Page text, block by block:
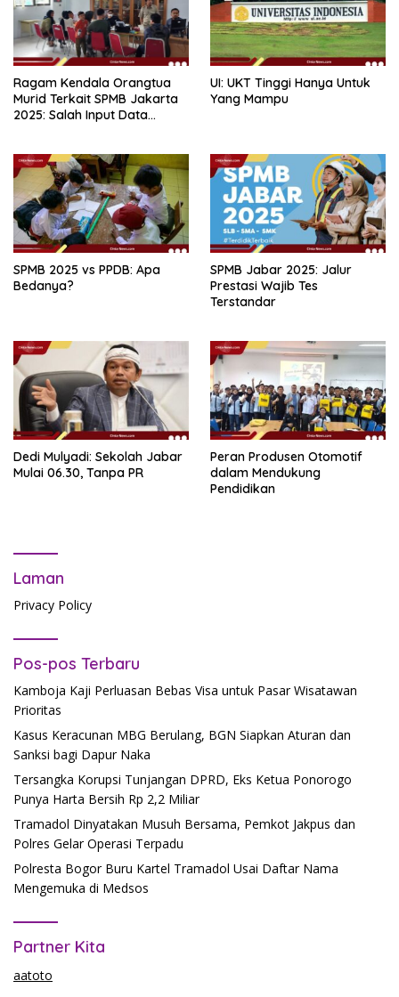
Ragam Kendala Orangtua
Murid Terkait SPMB Jakarta
2025: Salah Input Data
UI: UKT Tinggi Hanya Untuk
Yang Mampu
SPMB 2025 vs PPDB: Apa
Bedanya?
SPMB Jabar 2025: Jalur
Prestasi Wajib Tes
Terstandar
Dedi Mulyadi: Sekolah Jabar
Mulai 06.30, Tanpa PR
Peran Produsen Otomotif
dalam Mendukung
Pendidikan
Laman
Privacy Policy
Pos-pos Terbaru
Kamboja Kaji Perluasan Bebas Visa untuk Pasar Wisatawan
Prioritas
Kasus Keracunan MBG Berulang, BGN Siapkan Aturan dan
Sanksi bagi Dapur Naka
Tersangka Korupsi Tunjangan DPRD, Eks Ketua Ponorogo
Punya Harta Bersih Rp 2,2 Miliar
Tramadol Dinyatakan Musuh Bersama, Pemkot Jakpus dan
Polres Gelar Operasi Terpadu
Polresta Bogor Buru Kartel Tramadol Usai Daftar Nama
Mengemuka di Medsos
Partner Kita
aatoto